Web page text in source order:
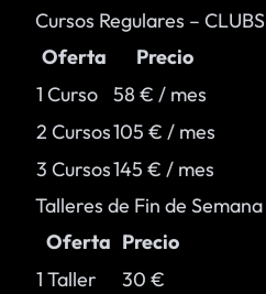
Cursos Regulares – CLUBS
Oferta
Precio
1 Curso
58 € / mes
2 Cursos105 € / mes
3 Cursos145 € / mes
Talleres de Fin de Semana
Oferta Precio
1 Taller
30 €